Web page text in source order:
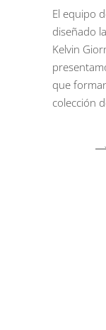
El equipo
diseñado
Kelvin
que
colección